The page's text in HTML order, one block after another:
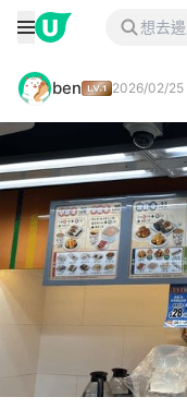
ben 2026/02/25